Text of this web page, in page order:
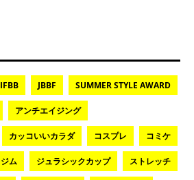
IFBB JBBF SUMMER STYLE AWARD
アンチエイジング
カッコいいカラダ コスプレ コミケ
ジム ジュラシックカップ ストレッチ